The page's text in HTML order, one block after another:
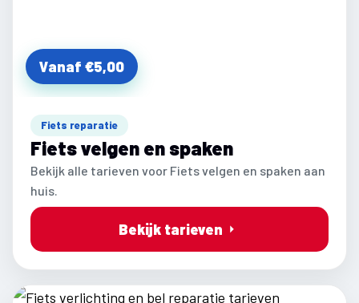
Vanaf €5,00
Fiets reparatie
Fiets velgen en spaken
Bekijk alle tarieven voor Fiets velgen en spaken aan
huis.
Bekijk tarieven